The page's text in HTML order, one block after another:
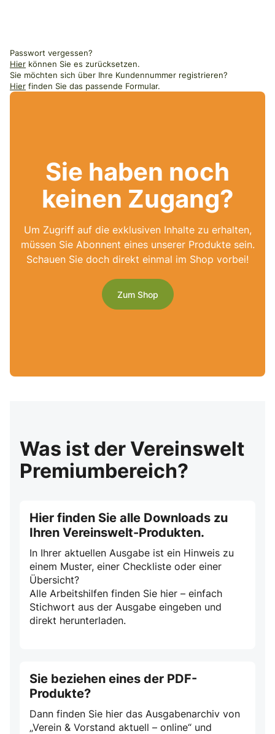
Passwort vergessen?
Hier können Sie es zurücksetzen.
Sie möchten sich über Ihre Kundennummer registrieren?
Hier finden Sie das passende Formular.
Sie haben noch
keinen Zugang?
Um Zugriff auf die exklusiven Inhalte zu erhalten,
müssen Sie Abonnent eines unserer Produkte sein.
Schauen Sie doch direkt einmal im Shop vorbei!
Zum Shop
Was ist der Vereinswelt
Premiumbereich?
Hier finden Sie alle Downloads zu
Ihren Vereinswelt-Produkten.
In Ihrer aktuellen Ausgabe ist ein Hinweis zu
einem Muster, einer Checkliste oder einer
Übersicht?
Alle Arbeitshilfen finden Sie hier – einfach
Stichwort aus der Ausgabe eingeben und
direkt herunterladen.
Sie beziehen eines der PDF-
Produkte?
Dann finden Sie hier das Ausgabenarchiv von
„Verein & Vorstand aktuell – online“ und